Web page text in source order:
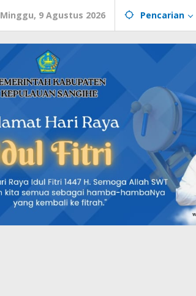
Minggu, 9 Agustus 2026 Pencarian